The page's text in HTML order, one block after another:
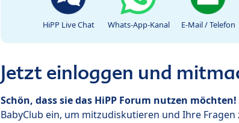
HiPP Live Chat Whats-App-Kanal E-Mail / Telefon
Jetzt einloggen und
Schön, dass sie das HiPP Forum nutzen möchten!
BabyClub ein, um mitzudiskutieren und Ihre Fragen